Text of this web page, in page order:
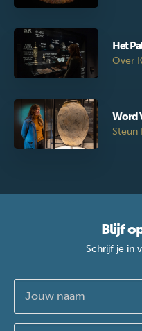
Het
Over
Word
Steun
Blijf
Schrijf je in